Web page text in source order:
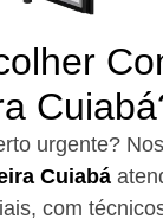
urgente?
Cuiabá
com